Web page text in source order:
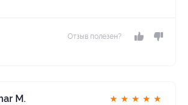
Отзыв полезен?
М. ★ ★ ★ ★ ★